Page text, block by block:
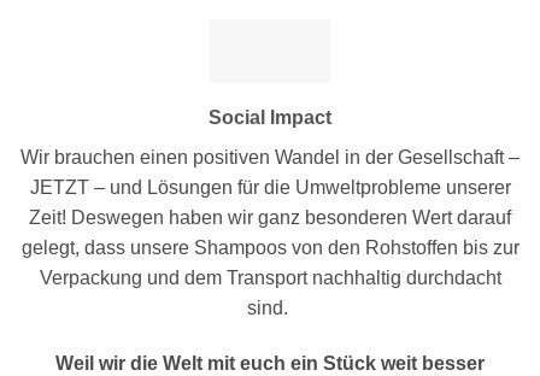
Social Impact
Wir brauchen einen positiven Wandel in der Gesellschaft –
JETZT – und Lösungen für die Umweltprobleme unserer
Zeit! Deswegen haben wir ganz besonderen Wert darauf
gelegt, dass unsere Shampoos von den Rohstoffen bis zur
Verpackung und dem Transport nachhaltig durchdacht
sind.
Weil wir die Welt mit euch ein Stück weit besser